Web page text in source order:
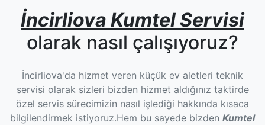
İncirliova Kumtel Servisi
olarak nasıl çalışıyoruz?
İncirliova'da hizmet veren küçük ev aletleri teknik
servisi olarak sizleri bizden hizmet aldığınız taktirde
özel servis sürecimizin nasıl işlediği hakkında kısaca
bilgilendirmek istiyoruz.Hem bu sayede bizden Kumtel